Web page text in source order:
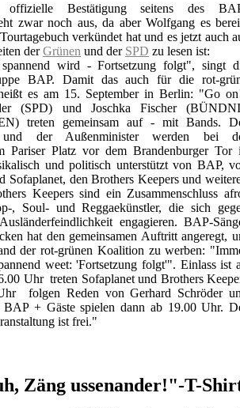
Bestätigung seitens des
zwar noch aus, da aber Wolfgang es
verkündet hat und es jetzt auch
derGrünen und der SPD zu lesen ist:
wird - Fortsetzung folgt", singt
BAP. Damit das auch für die rot-
es am 15. September in Berlin: "Go
(SPD) und Joschka Fischer
treten gemeinsam auf - mit Bands.
und der Außenminister werden bei
Pariser Platz vor dem Brandenburger Tor
und politisch unterstützt von BAP,
Sofaplanet, den Brothers Keepers und
Keepers sind ein Zusammenschluss
, Soul- und Reggaekünstler, die sich
engagieren. BAP-
hat den gemeinsamen Auftritt angeregt,
der rot-grünen Koalition zu werben:
weet: 'Fortsetzung folgt'". Einlass ist
Uhr treten Sofaplanet und Brothers
folgen Reden von Gerhard Schröder
BAP + Gäste spielen dann ab 19.00 Uhr.
ist frei."
Zäng ussenander!"-T-